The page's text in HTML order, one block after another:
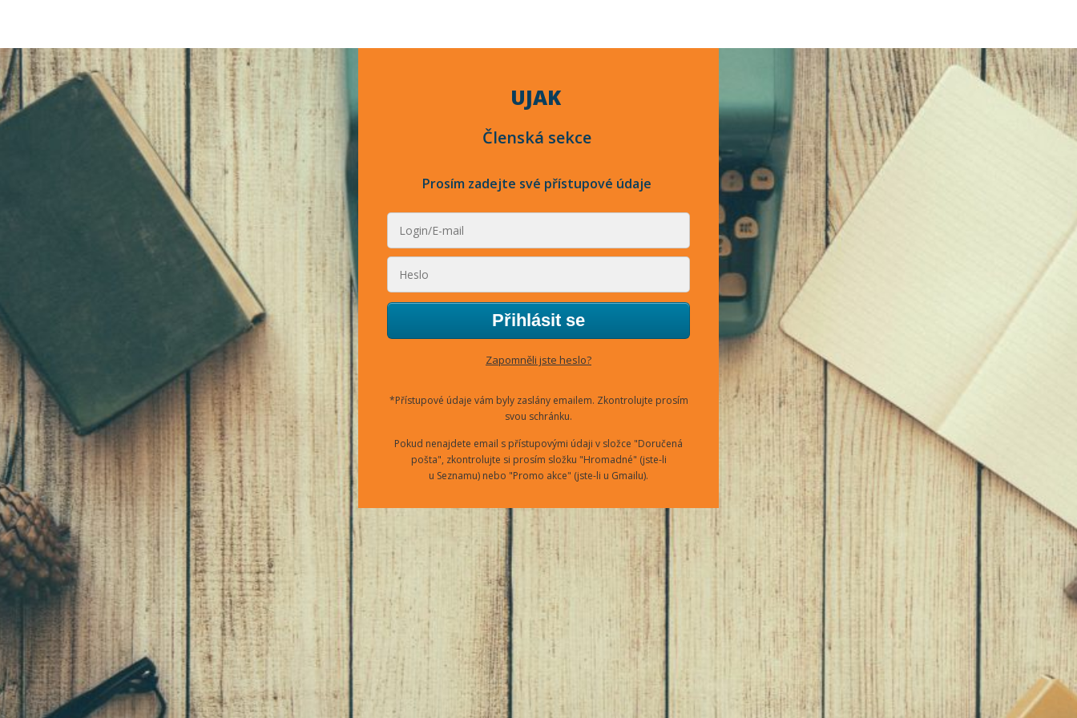
UJAK
Členská sekce
Prosím zadejte své přístupové údaje
Přihlásit se
Zapomněli jste heslo?
*Přístupové údaje vám byly zaslány emailem. Zkontrolujte prosím
svou schránku.
Pokud nenajdete email s přístupovými údaji v složce "Doručená
pošta", zkontrolujte si prosím složku "Hromadné" (jste-li
u Seznamu) nebo "Promo akce" (jste-li u Gmailu).